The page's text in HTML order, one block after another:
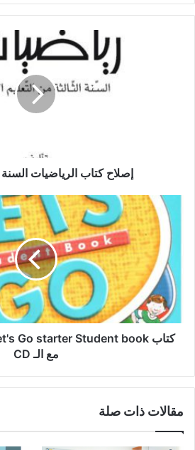
إصلاح كتاب الرياضيات السنة
كتاب
pdf
Let's
Go
starter
Student
book
لتعلم
الأنقليزية
مع
مع الـ CD
مقالات ذات صلة